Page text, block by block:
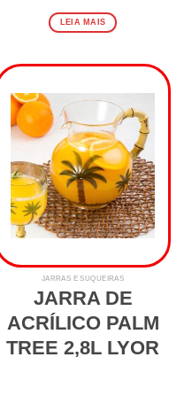
LEIA MAIS
JARRAS E SUQUEIRAS
JARRA DE
ACRÍLICO PALM
TREE 2,8L LYOR